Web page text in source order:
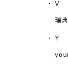
V
瑞
Y